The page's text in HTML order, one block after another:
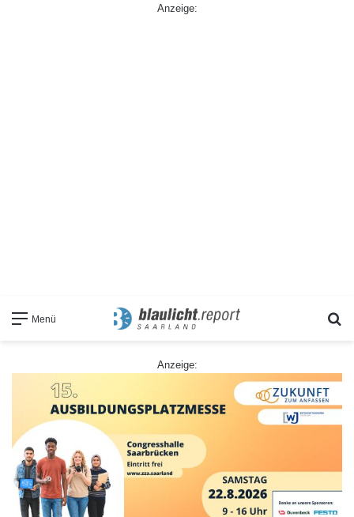
Anzeige:
Menü
Anzeige: